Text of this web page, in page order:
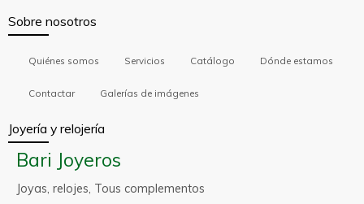
Sobre nosotros
Quiénes somos Servicios Catálogo Dónde estamos
Contactar Galerías de imágenes
Joyería y relojería
Bari Joyeros
Joyas, relojes, Tous complementos